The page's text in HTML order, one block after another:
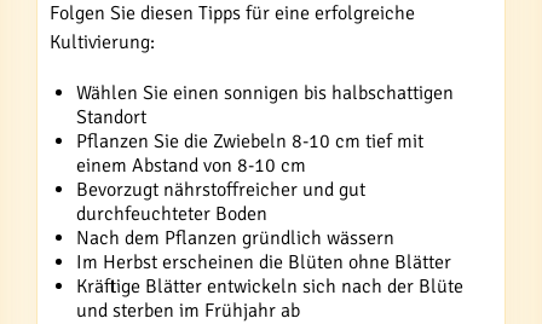
Folgen Sie diesen Tipps für eine erfolgreiche
Kultivierung:
Wählen Sie einen sonnigen bis halbschattigen
Standort
Pflanzen Sie die Zwiebeln 8-10 cm tief mit
einem Abstand von 8-10 cm
Bevorzugt nährstoffreicher und gut
durchfeuchteter Boden
Nach dem Pflanzen gründlich wässern
Im Herbst erscheinen die Blüten ohne Blätter
Kräftige Blätter entwickeln sich nach der Blüte
und sterben im Frühjahr ab